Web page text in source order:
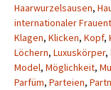
Haarwurzelsausen,
internationaler
Klagen, Klicken, Kopf,
Löchern, Luxuskörper,
Model, Möglichkeit,
Parfüm, Parteien,